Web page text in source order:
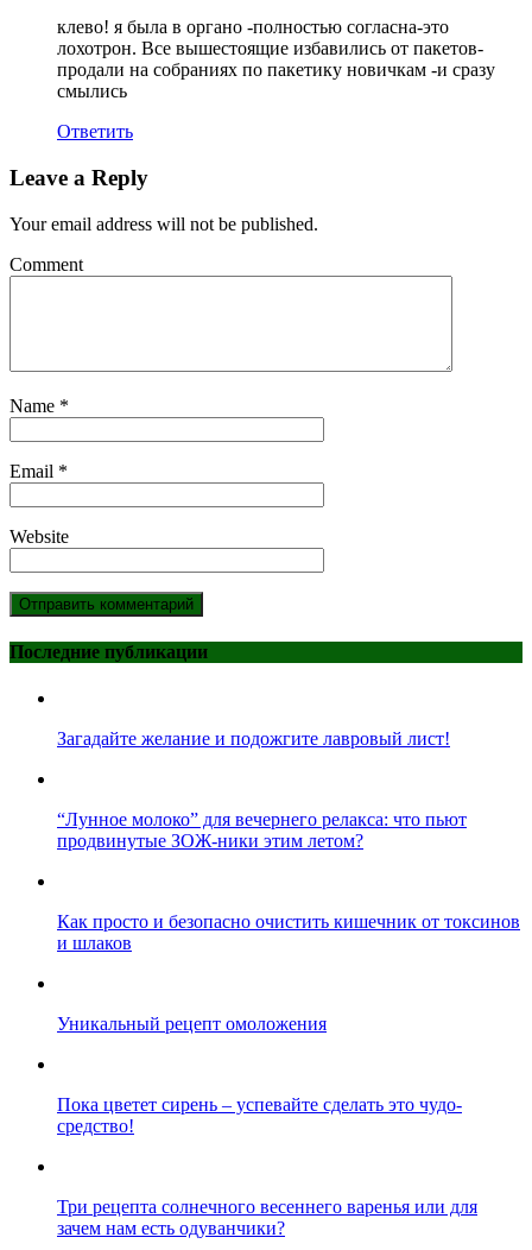
клево! я была в органо -полностью согласна-это
лохотрон. Все вышестоящие избавились от пакетов-
продали на собраниях по пакетику новичкам -и сразу
смылись
Ответить
Leave a Reply
Your email address will not be published.
Comment
Name *
Email *
Website
Последние публикации
Загадайте желание и подожгите лавровый лист!
“Лунное молоко” для вечернего релакса: что пьют
продвинутые ЗОЖ-ники этим летом?
Как просто и безопасно очистить кишечник от токсинов
и шлаков
Уникальный рецепт омоложения
Пока цветет сирень – успевайте сделать это чудо-
средство!
Три рецепта солнечного весеннего варенья или для
зачем нам есть одуванчики?